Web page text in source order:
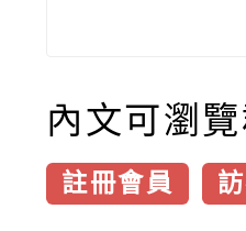
內文可瀏覽
註冊會員